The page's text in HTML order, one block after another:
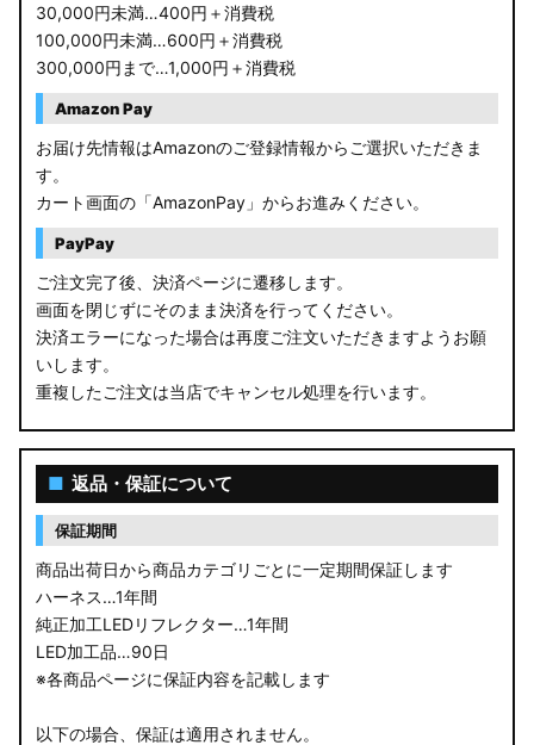
30,000円未満…400円＋消費税
100,000円未満…600円＋消費税
300,000円まで…1,000円＋消費税
Amazon Pay
お届け先情報はAmazonのご登録情報からご選択いただきま
す。
カート画面の「AmazonPay」からお進みください。
PayPay
ご注文完了後、決済ページに遷移します。
画面を閉じずにそのまま決済を行ってください。
決済エラーになった場合は再度ご注文いただきますようお願
いします。
重複したご注文は当店でキャンセル処理を行います。
■ 返品・保証について
保証期間
商品出荷日から商品カテゴリごとに一定期間保証します
ハーネス…1年間
純正加工LEDリフレクター…1年間
LED加工品…90日
※各商品ページに保証内容を記載します
以下の場合、保証は適用されません。